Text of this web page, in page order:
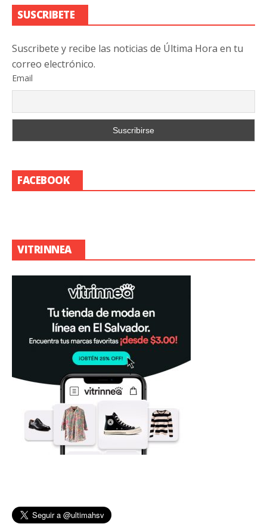
SUSCRIBETE
Suscribete y recibe las noticias de Última Hora en tu
correo electrónico.
Email
FACEBOOK
VITRINNEA